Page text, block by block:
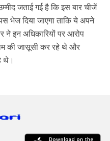
जताई गई है कि इस बार चीजें
भेज दिया जाएगा ताकि ये अपने
ने इन अधिकारियों पर आरोप
की जासूसी कर रहे थे और
थे।